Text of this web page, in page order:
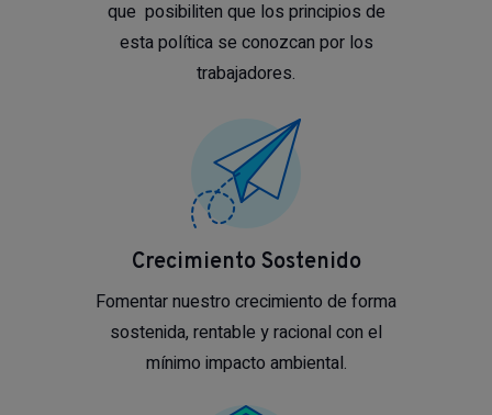
que posibiliten que los principios de
esta política se conozcan por los
trabajadores.
Crecimiento Sostenido
Fomentar nuestro crecimiento de forma
sostenida, rentable y racional con el
mínimo impacto ambiental.